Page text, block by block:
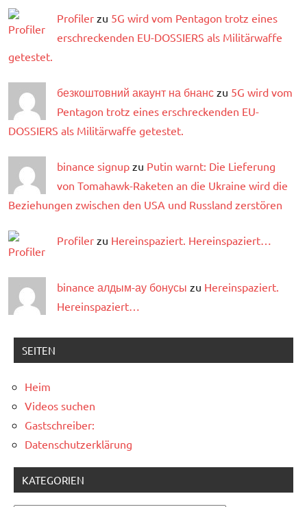
Profiler zu 5G wird vom Pentagon trotz eines
erschreckenden EU-DOSSIERS als Militärwaffe
getestet.
безкоштовний акаунт на бнанс zu 5G wird vom
Pentagon trotz eines erschreckenden EU-
DOSSIERS als Militärwaffe getestet.
binance signup zu Putin warnt: Die Lieferung
von Tomahawk-Raketen an die Ukraine wird die
Beziehungen zwischen den USA und Russland zerstören
Profiler zu Hereinspaziert. Hereinspaziert…
binance алдым-ау бонусы zu Hereinspaziert.
Hereinspaziert…
SEITEN
Heim
Videos suchen
Gastschreiber:
Datenschutzerklärung
KATEGORIEN